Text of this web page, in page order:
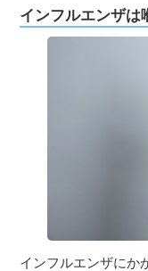
インフルエンザは
インフルエンザにか